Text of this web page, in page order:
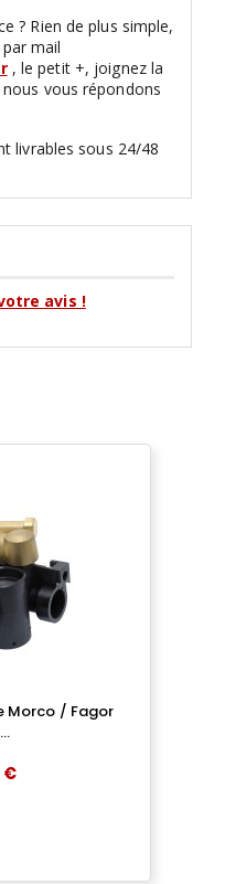
? Rien de plus simple,
mail
, le petit +, joignez la
vous répondons
livrables sous 24/48
avis !
Morco / Fagor
€